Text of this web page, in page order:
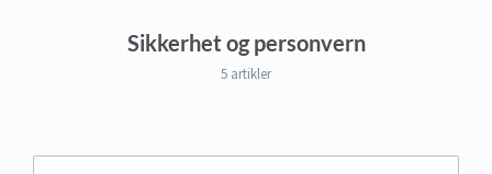
Sikkerhet og personvern
5 artikler